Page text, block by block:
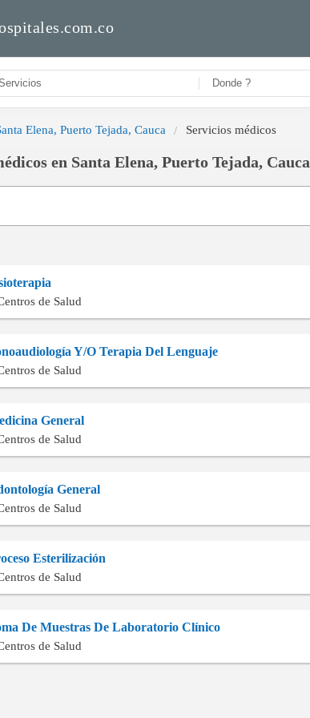
Elena, Puerto Tejada, Cauca Servicios médicos
en Santa Elena, Puerto Tejada, Cauca
de Salud
Y/O Terapia Del Lenguaje
de Salud
General
de Salud
General
de Salud
Esterilización
de Salud
De Muestras De Laboratorio Clínico
de Salud